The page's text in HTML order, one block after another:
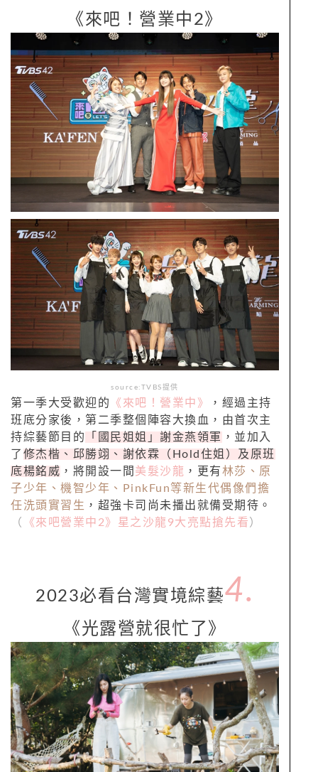
《來吧！營業中2》
source:TVBS提供
第一季大受歡迎的 《來吧！營業中》
，經過主持
班底分家後，第二季整個陣容大換血，由首次主
持綜藝節目的
「國民姐姐」謝金燕領軍 ，並加入
了 修杰楷、邱勝翊、謝依霖（Hold住姐）及原班
底楊銘威 ，將開設一間 美髮沙龍 ，更有林莎、原
子少年、機智少年、PinkFun等新生代偶像們擔
任洗頭實習生 ，超強卡司尚未播出就備受期待。
（
《來吧營業中2》星之沙龍9大亮點搶先看 ）
2023必看台灣實境綜藝4.
《光露營就很忙了》